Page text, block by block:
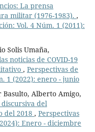
La prensa
militar (1976-1983). ,
Vol. 4 Núm. 1 (2011):
Solis Umaña,
noticias de COVID-19
, Perspectivas de
1 (2022): enero - junio
Basulto, Alberto Amigo,
del
del 2018 , Perspectivas
Enero - diciembre